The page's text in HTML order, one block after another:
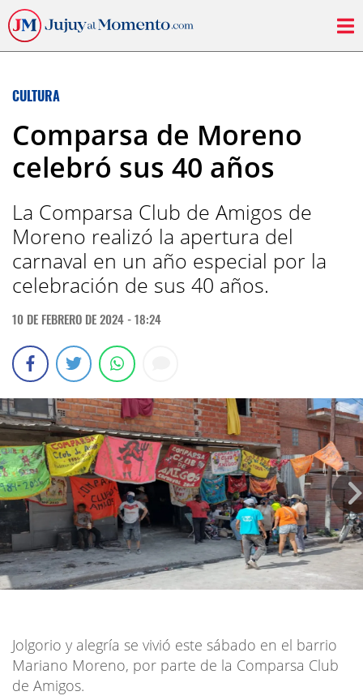
CULTURA
Comparsa de Moreno
celebró sus 40 años
La Comparsa Club de Amigos de
Moreno realizó la apertura del
carnaval en un año especial por la
celebración de sus 40 años.
10 DE FEBRERO DE 2024 - 18:24
Jolgorio y alegría se vivió este sábado en el barrio
Mariano Moreno, por parte de la Comparsa Club
de Amigos.